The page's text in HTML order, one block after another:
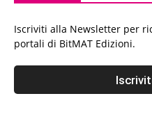
Iscriviti alla Newsletter per
portali di BitMAT Edizioni.